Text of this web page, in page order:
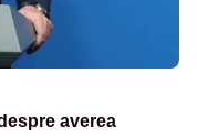
averea